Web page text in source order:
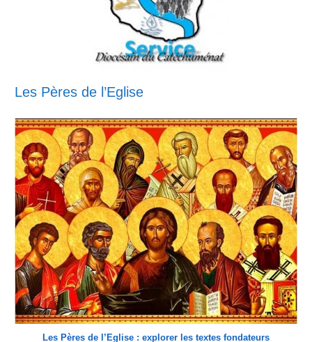
Les Pères de l’Eglise
Les Pères de l’Eglise : explorer les textes fondateurs